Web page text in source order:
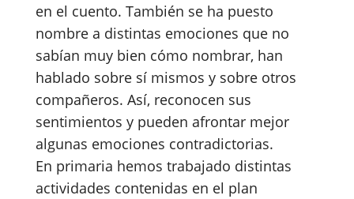
en el cuento. También se ha puesto
nombre a distintas emociones que no
sabían muy bien cómo nombrar, han
hablado sobre sí mismos y sobre otros
compañeros. Así, reconocen sus
sentimientos y pueden afrontar mejor
algunas emociones contradictorias.
En primaria hemos trabajado distintas
actividades contenidas en el plan